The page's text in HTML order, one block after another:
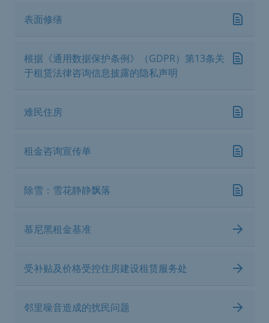
表面修缮
根据《通用数据保护条例》（GDPR）第13条关
于租赁法律咨询信息披露的隐私声明
难民住房
租金咨询宣传单
除雪：雪花静静飘落
慕尼黑租金基准
受补贴及价格受控住房建设租赁服务处
邻里噪音造成的扰民问题